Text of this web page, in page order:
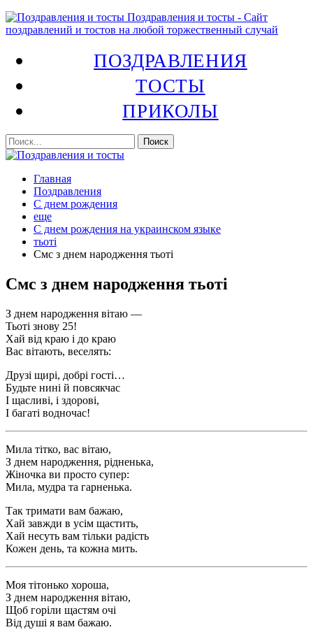
Поздравления и тосты - Сайт
поздравлений и тостов на любой торжественный случай
ПОЗДРАВЛЕНИЯ
ТОСТЫ
ПРИКОЛЫ
Главная
Поздравления
С днем рождения
еще
С днем рождения на украинском языке
тьоті
Смс з днем народження тьоті
Смс з днем народження тьоті
З днем народження вітаю —
Тьоті знову 25!
Хай від краю і до краю
Вас вітають, веселять:
Друзі щирі, добрі гості…
Будьте нині й повсякчас
І щасливі, і здорові,
І багаті водночас!
Мила тітко, вас вітаю,
З днем народження, рідненька,
Жіночка ви просто супер:
Мила, мудра та гарненька.
Так тримати вам бажаю,
Хай завжди в усім щастить,
Хай несуть вам тільки радість
Кожен день, та кожна мить.
Моя тітонько хороша,
З днем народження вітаю,
Щоб горіли щастям очі
Від душі я вам бажаю.